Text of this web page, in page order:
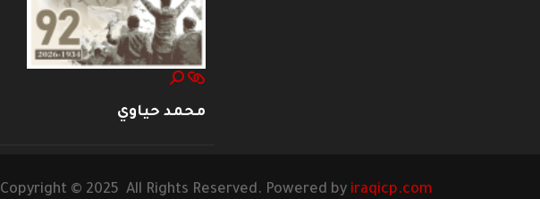
محمد حياوي
Copyright © 2025 All Rights Reserved. Powered by iraqicp.com